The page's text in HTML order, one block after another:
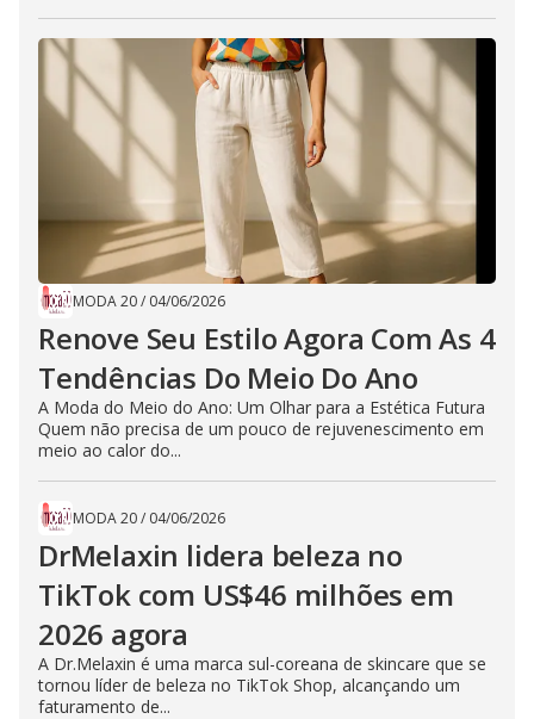
MODA 20/ 04/06/2026
Renove Seu Estilo Agora Com As 4
Tendências Do Meio Do Ano
A Moda do Meio do Ano: Um Olhar para a Estética Futura
Quem não precisa de um pouco de rejuvenescimento em
meio ao calor do...
MODA 20/ 04/06/2026
DrMelaxin lidera beleza no
TikTok com US$46 milhões em
2026 agora
A Dr.Melaxin é uma marca sul-coreana de skincare que se
tornou líder de beleza no TikTok Shop, alcançando um
faturamento de...